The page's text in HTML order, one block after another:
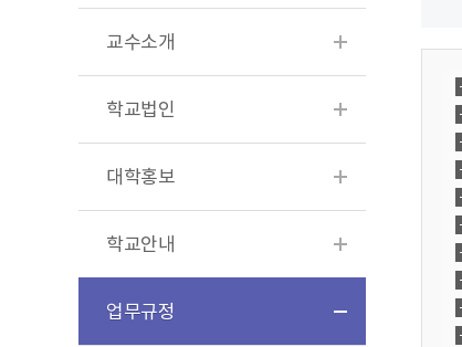
교수소개
학교법인
대학홍보
학교안내
업무규정